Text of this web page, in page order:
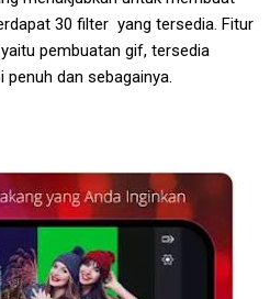
30 filter yang tersedia. Fitur
pembuatan gif, tersedia
dan sebagainya.